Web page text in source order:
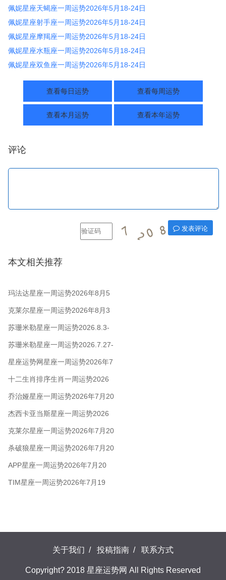
佩妮星座天蝎座一周运势2026年5月18-24日
佩妮星座射手座一周运势2026年5月18-24日
佩妮星座摩羯座一周运势2026年5月18-24日
佩妮星座水瓶座一周运势2026年5月18-24日
佩妮星座双鱼座一周运势2026年5月18-24日
查看每日运势 查看每周运势
查看本月运势 查看本年运势
评论
发表评论
本文相关推荐
玛法达星座一周运势2026年8月5
日至11日
克莱尔星座一周运势2026年8月3
日-9日
苏珊米勒星座一周运势2026.8.3-
8.9
苏珊米勒星座一周运势2026.7.27-
8.2
星座运势网星座一周运势2026年7
月27日 - 8月2日
十二生肖排序生肖一周运势2026
年7月27日—8月2日
乔治娅星座一周运势2026年7月20
日-26日
杰西卡亚当斯星座一周运势2026
年7月20日-26日
克莱尔星座一周运势2026年7月20
日-26日
杀破狼星座一周运势2026年7月20
日-26日
APP星座一周运势2026年7月20
日-26日
TIM星座一周运势2026年7月19
关于我们 / 投稿指南 / 联系方式
Copyright? 2018 星座运势网 All Rights Reserved